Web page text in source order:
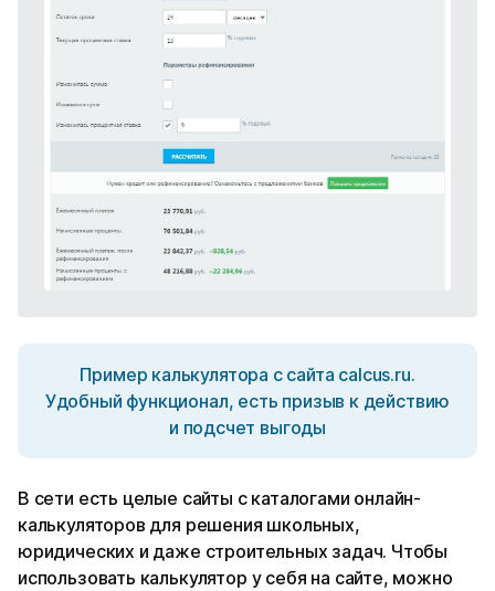
Пример калькулятора с сайта calcus.ru.
Удобный функционал, есть призыв к действию
и подсчет выгоды
В сети есть целые сайты с каталогами онлайн-
калькуляторов для решения школьных,
юридических и даже строительных задач. Чтобы
использовать калькулятор у себя на сайте, можно